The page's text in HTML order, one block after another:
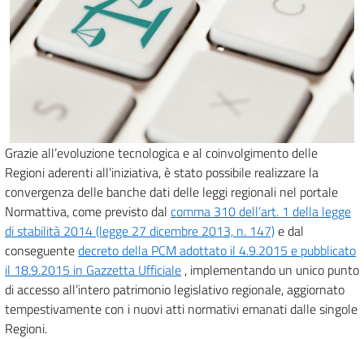
Grazie all’evoluzione tecnologica e al coinvolgimento delle
Regioni aderenti all’iniziativa, è stato possibile realizzare la
convergenza delle banche dati delle leggi regionali nel portale
Normattiva, come previsto dal comma 310 dell’art. 1 della legge
di stabilità 2014 (legge 27 dicembre 2013, n. 147)e dal
conseguentedecreto della PCM adottato il 4.9.2015 e pubblicato
il 18.9.2015 in Gazzetta Ufficiale , implementando un unico punto
di accesso all’intero patrimonio legislativo regionale, aggiornato
tempestivamente con i nuovi atti normativi emanati dalle singole
Regioni.